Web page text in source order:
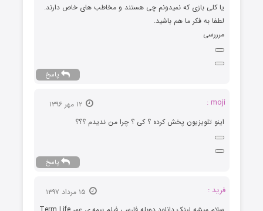
یا کلی بازی که نمیدونم چی هستند و مخاطب های خاص دارند.
لطفا به فکر ما هم باشید.
مرررسی
پاسخ
moji :
اینو تلویزیون پخش کرده ؟ کی ؟ چرا من ندیدم ؟؟؟
پاسخ
فرید :